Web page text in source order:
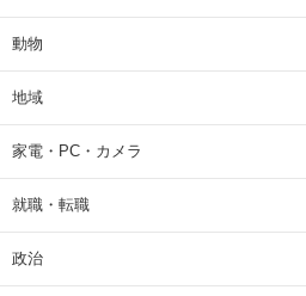
動物
地域
家電・PC・カメラ
就職・転職
政治